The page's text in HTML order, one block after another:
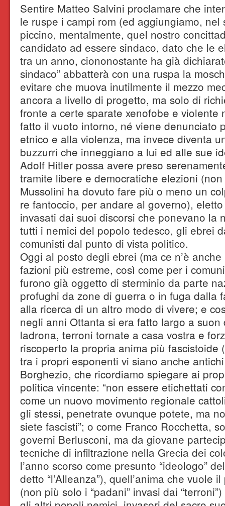
Sentire Matteo Salvini proclamare che
le ruspe i campi rom (ed aggiungiamo, nel
piccino, mentalmente, quel nostro
candidato ad essere sindaco, dato che le
tra un anno, ciononostante ha già
sindaco” abbatterà con una ruspa la
evitare che muova inutilmente il mezzo
ancora a livello di progetto, ma solo di
fronte a certe sparate xenofobe e violente
fatto il vuoto intorno, né viene denunciato
etnico e alla violenza, ma invece diventa
buzzurri che inneggiano a lui ed alle sue
Adolf Hitler possa avere preso
tramite libere e democratiche elezioni
Mussolini ha dovuto fare più o meno un
re fantoccio, per andare al governo),
invasati dai suoi discorsi che ponevano la
tutti i nemici del popolo tedesco, gli ebrei
comunisti dal punto di vista politico.
Oggi al posto degli ebrei (ma ce n’è
fazioni più estreme, così come per i
furono già oggetto di sterminio da parte
profughi da zone di guerra o in fuga dalla
alla ricerca di un altro modo di vivere; e
negli anni Ottanta si era fatto largo a suon
ladrona, terroni tornate a casa vostra e
riscoperto la propria anima più fascistoide
tra i propri esponenti vi siano anche
Borghezio, che ricordiamo spiegare ai
politica vincente: “non essere etichettati
come un nuovo movimento regionale
gli stessi, penetrate ovunque potete, ma
siete fascisti”; o come Franco Rocchetta,
governi Berlusconi, ma da giovane
tecniche di infiltrazione nella Grecia dei
l’anno scorso come presunto “ideologo”
detto “l’Alleanza”), quell’anima che vuole
(non più solo i “padani” invasi dai